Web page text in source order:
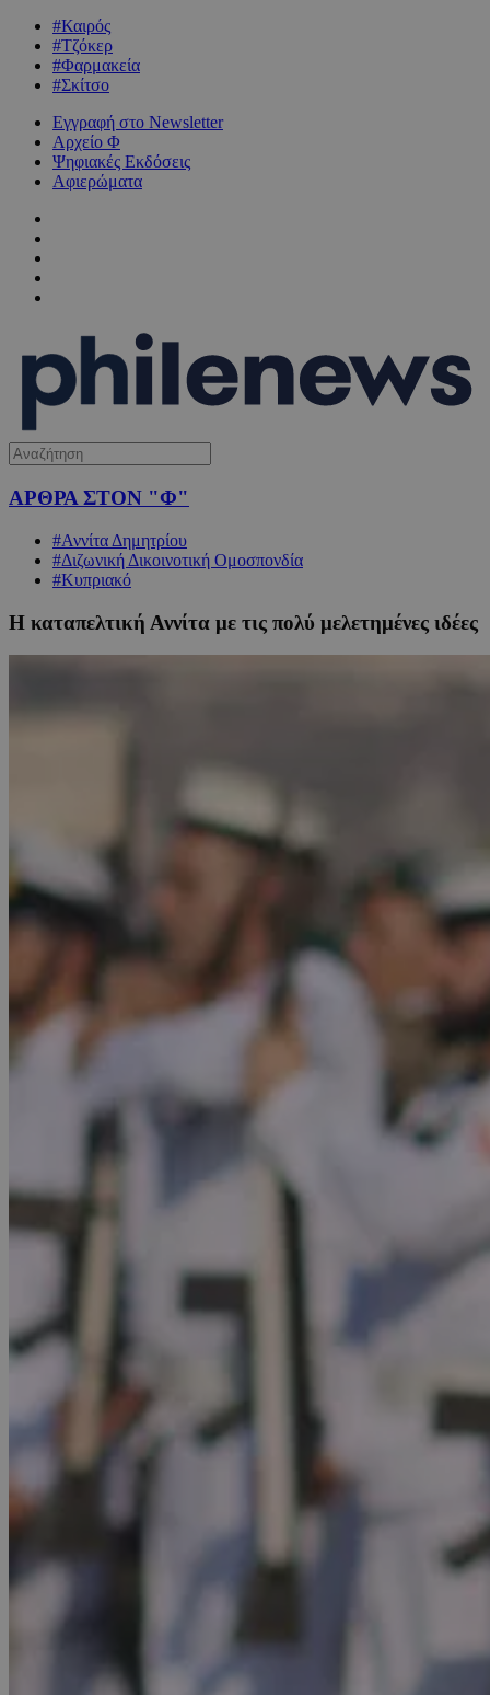
#Καιρός
#Τζόκερ
#Φαρμακεία
#Σκίτσο
Εγγραφή στο Newsletter
Αρχείο Φ
Ψηφιακές Εκδόσεις
Αφιερώματα
ΑΡΘΡΑ ΣΤΟΝ "Φ"
#Αννίτα Δημητρίου
#Διζωνική Δικοινοτική Ομοσπονδία
#Κυπριακό
Η καταπελτική Αννίτα με τις πολύ μελετημένες ιδέες